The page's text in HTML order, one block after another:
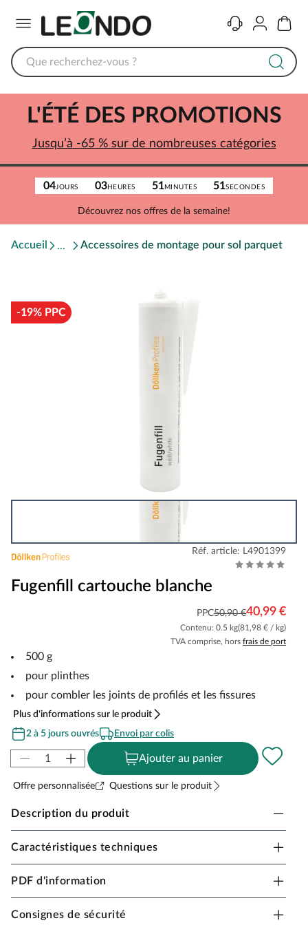
ContactComptePanier
04JOURS 03HEURES 51MINUTES 51SECONDES
Découvrez nos offres de la semaine!
L'ÉTÉ DES PROMOTIONS
Jusqu’à -65 % sur de nombreuses catégories
Accueil Accessoires de montage pour sol parquet
-19% PPC
Réf. article: L4901399
Fugenfill cartouche blanche
PPC50,90 €40,99 €
Contenu: 0.5 kg(81,98 € / kg)
TVA comprise, hors frais de port
500 g
pour plinthes
pour combler les joints de profilés et les fissures
Plus d'informations sur le produit
2 à 5 jours ouvrés
Envoi par colis
Ajouter au panier
Offre personnalisée Questions sur le produit
Description du produit
Döllken Fugenfill cartouche blanc
Le Fugenfill blanc est idéal pour combler les joints de
Caractéristiques techniques
PDF d'information
Consignes de sécurité